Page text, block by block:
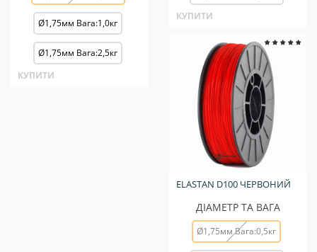
Ø1,75мм Вага:1,0кг
Ø1,75мм Вага:2,5кг
КУПИТИ
КУПИТИ
ELASTAN D100 ЧЕРВОНИЙ
ДІАМЕТР ТА ВАГА
Ø1,75мм Вага:0,5кг